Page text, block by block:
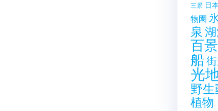
三景 日
物園
泉
百景
船
光
野
植物